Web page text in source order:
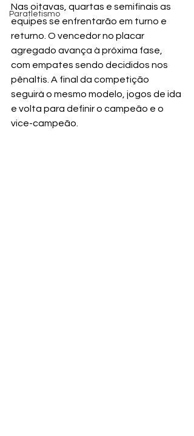
Paratletismo
Nas oitavas, quartas e semifinais as
equipes se enfrentarão em turno e
returno. O vencedor no placar
agregado avança à próxima fase,
com empates sendo decididos nos
pênaltis. A final da competição
seguirá o mesmo modelo, jogos de ida
e volta para definir o campeão e o
vice-campeão.